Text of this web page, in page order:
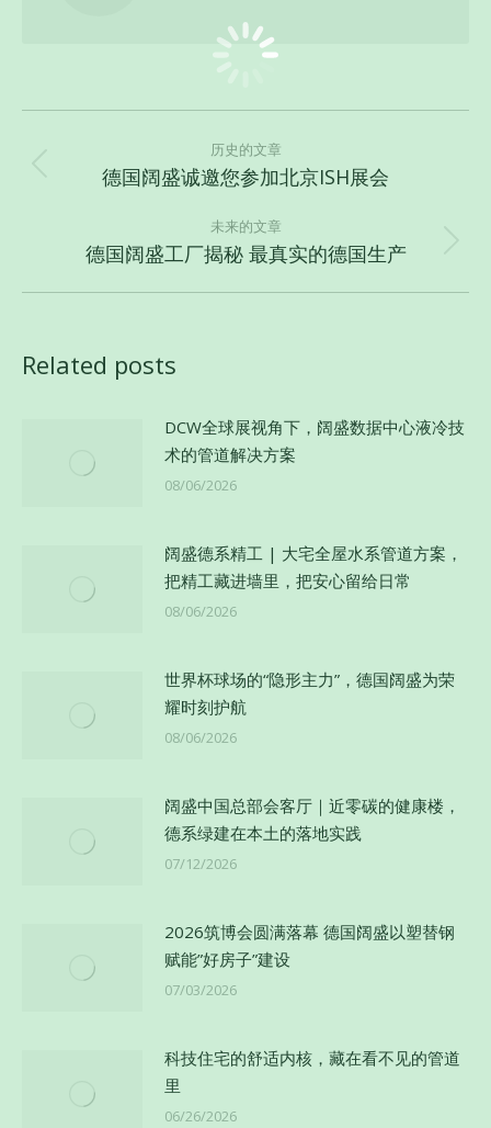
历史的文章
历
的
文
德国阔盛诚邀您参加北京ISH展会
未来的文章
未
德国阔盛工厂揭秘 最真实的德国生产
Related posts
DCW全球展视角下，阔盛数据中心液冷技
术的管道解决方案
08/06/2026
阔盛德系精工 | 大宅全屋水系管道方案，
把精工藏进墙里，把安心留给日常
08/06/2026
世界杯球场的“隐形主力”，德国阔盛为荣
耀时刻护航
08/06/2026
阔盛中国总部会客厅｜近零碳的健康楼，
德系绿建在本土的落地实践
07/12/2026
2026筑博会圆满落幕 德国阔盛以塑替钢
赋能”好房子”建设
07/03/2026
科技住宅的舒适内核，藏在看不见的管道
里
06/26/2026